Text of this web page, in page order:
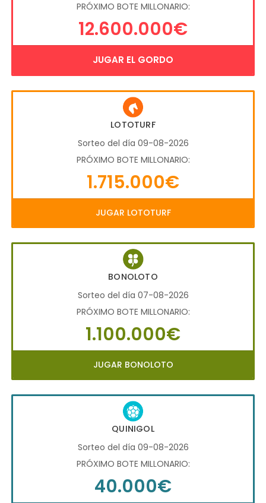
PRÓXIMO BOTE MILLONARIO:
12.600.000€
JUGAR EL GORDO
LOTOTURF
Sorteo del día 09-08-2026
PRÓXIMO BOTE MILLONARIO:
1.715.000€
JUGAR LOTOTURF
BONOLOTO
Sorteo del día 07-08-2026
PRÓXIMO BOTE MILLONARIO:
1.100.000€
JUGAR BONOLOTO
QUINIGOL
Sorteo del día 09-08-2026
PRÓXIMO BOTE MILLONARIO:
40.000€